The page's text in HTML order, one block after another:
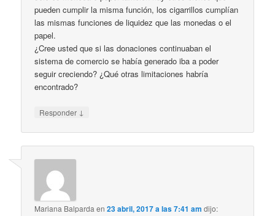
pueden cumplir la misma función, los cigarrillos cumplían
las mismas funciones de liquidez que las monedas o el
papel.
¿Cree usted que si las donaciones continuaban el
sistema de comercio se había generado iba a poder
seguir creciendo? ¿Qué otras limitaciones habría
encontrado?
Responder ↓
Mariana Balparda en23 abril, 2017 a las 7:41 am dijo: